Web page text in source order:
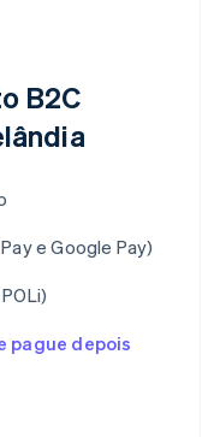
B2C
e Google Pay)
pague depois